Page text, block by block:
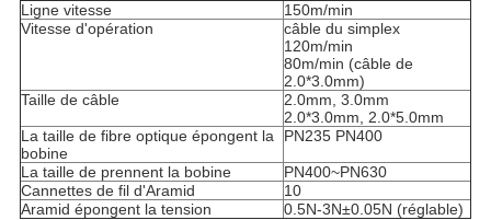
Ligne vitesse
150m/min
Vitesse d'opération
câble du simplex
120m/min
80m/min (câble de
2.0*3.0mm)
Taille de câble
2.0mm, 3.0mm
2.0*3.0mm, 2.0*5.0mm
La taille de fibre optique épongent la
bobine
PN235 PN400
La taille de prennent la bobine
PN400~PN630
Cannettes de fil d'Aramid
10
Aramid épongent la tension
0.5N-3N±0.05N (réglable)